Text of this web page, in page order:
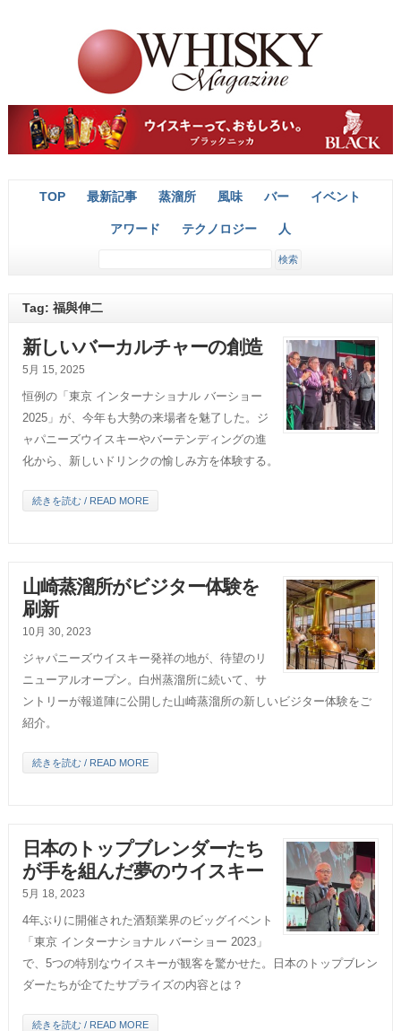
TOP 最新記事 蒸溜所 風味 バー イベント
アワード テクノロジー 人
Tag: 福與伸二
新しいバーカルチャーの創造
5月 15, 2025
恒例の「東京 インターナショナル バーショー
2025」が、今年も大勢の来場者を魅了した。ジ
ャパニーズウイスキーやバーテンディングの進
化から、新しいドリンクの愉しみ方を体験する。
続きを読む / READ MORE
山崎蒸溜所がビジター体験を
刷新
10月 30, 2023
ジャパニーズウイスキー発祥の地が、待望のリ
ニューアルオープン。白州蒸溜所に続いて、サ
ントリーが報道陣に公開した山崎蒸溜所の新しいビジター体験をご
紹介。
続きを読む / READ MORE
日本のトップブレンダーたち
が手を組んだ夢のウイスキー
5月 18, 2023
4年ぶりに開催された酒類業界のビッグイベント
「東京 インターナショナル バーショー 2023」
で、5つの特別なウイスキーが観客を驚かせた。日本のトップブレン
ダーたちが企てたサプライズの内容とは？
続きを読む / READ MORE